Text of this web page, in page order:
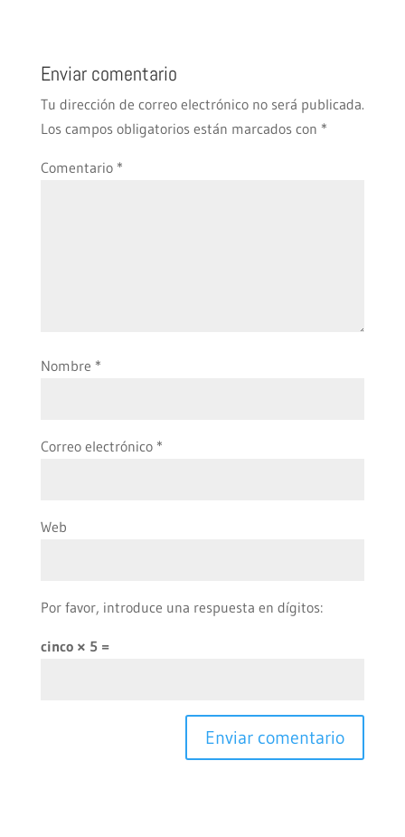
Enviar comentario
Tu dirección de correo electrónico no será publicada.
Los campos obligatorios están marcados con *
Comentario *
Nombre *
Correo electrónico *
Web
Por favor, introduce una respuesta en dígitos:
cinco × 5 =